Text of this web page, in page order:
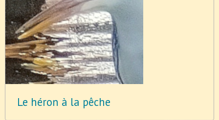
Le héron à la pêche